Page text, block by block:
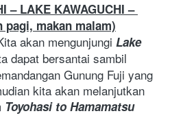
– LAKE KAWAGUCHI –
pagi, makan malam)
akan mengunjungi Lake
dapat bersantai sambil
Gunung Fuji yang
kita akan melanjutkan
Toyohasi to Hamamatsu